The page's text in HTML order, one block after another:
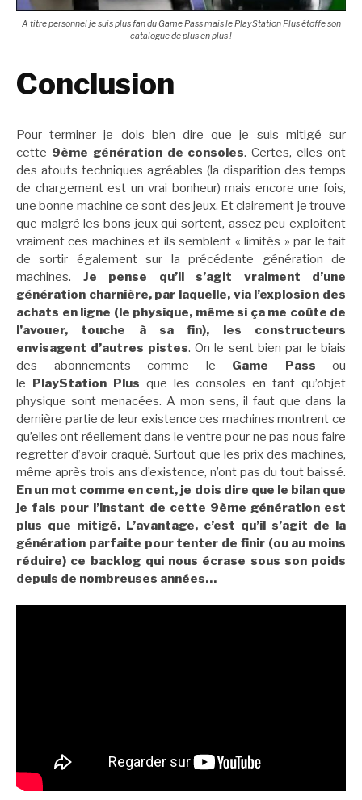
A titre personnel je suis plus fan du Game Pass mais le PlayStation Plus étoffe son
catalogue de plus en plus !
Conclusion
Pour terminer je dois bien dire que je suis mitigé sur
cette 9ème génération de consoles. Certes, elles ont
des atouts techniques agréables (la disparition des temps
de chargement est un vrai bonheur) mais encore une fois,
une bonne machine ce sont des jeux. Et clairement je trouve
que malgré les bons jeux qui sortent, assez peu exploitent
vraiment ces machines et ils semblent « limités » par le fait
de sortir également sur la précédente génération de
machines. Je pense qu’il s’agit vraiment d’une
génération charnière, par laquelle, via l’explosion des
achats en ligne (le physique, même si ça me coûte de
l’avouer, touche à sa fin), les constructeurs
envisagent d’autres pistes. On le sent bien par le biais
des abonnements comme le Game Pass ou
le PlayStation Plus que les consoles en tant qu’objet
physique sont menacées. A mon sens, il faut que dans la
dernière partie de leur existence ces machines montrent ce
qu’elles ont réellement dans le ventre pour ne pas nous faire
regretter d’avoir craqué. Surtout que les prix des machines,
même après trois ans d’existence, n’ont pas du tout baissé.
En un mot comme en cent, je dois dire que le bilan que
je fais pour l’instant de cette 9ème génération est
plus que mitigé. L’avantage, c’est qu’il s’agit de la
génération parfaite pour tenter de finir (ou au moins
réduire) ce backlog qui nous écrase sous son poids
depuis de nombreuses années…